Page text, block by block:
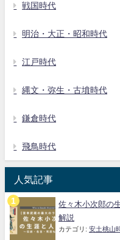
戦国時代
明治・大正・昭和時代
江戸時代
縄文・弥生・古墳時代
鎌倉時代
飛鳥時代
人気記事
佐々木小次郎の
解説
カテゴリ: 安土桃山